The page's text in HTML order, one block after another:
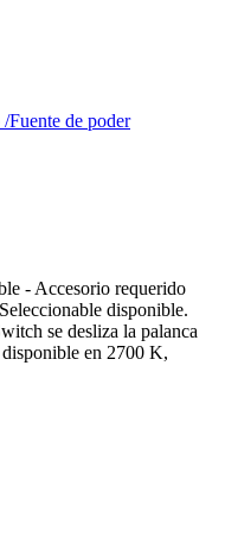
Fuente de poder
- Accesorio requerido
disponible.
se desliza la palanca
en 2700 K,